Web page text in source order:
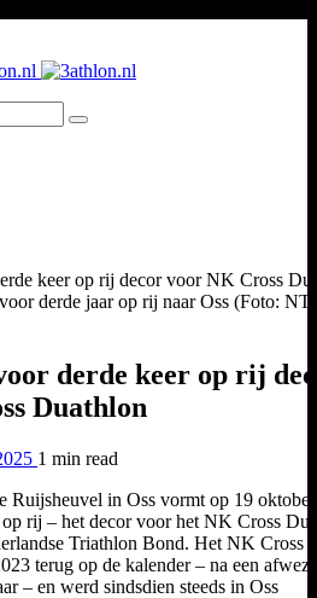
derde jaar op rij naar Oss (Foto:
derde keer op rij
Duathlon
1 min read
Ruijsheuvel in Oss vormt op 19
rij – het decor voor het NK Cross
Triathlon Bond. Het NK Cross
terug op de kalender – na een
– en werd sindsdien steeds in Oss